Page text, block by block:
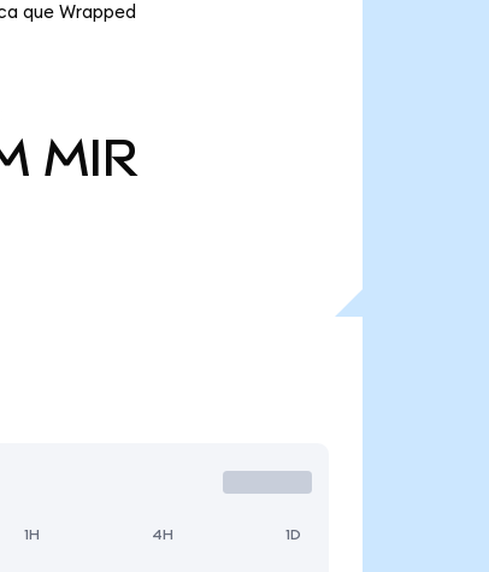
que Wrapped
MIR
1H 4H 1D